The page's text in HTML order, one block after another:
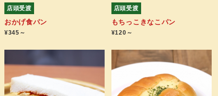
店頭受渡
おかげ食パン
¥345～
店頭受渡
もちっこきなこパン
¥120～